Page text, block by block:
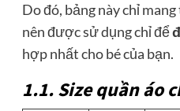
Do đó, bảng này chỉ
nên được sử dụng chỉ để
hợp nhất cho bé của bạn.
1.1. Size quần áo